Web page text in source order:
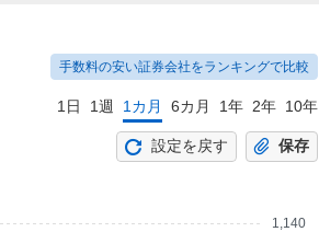
手数料の安い証券会社をランキングで比較
1日 1週 1カ月 6カ月 1年 2年 10年
設定を戻す 保存
1,140